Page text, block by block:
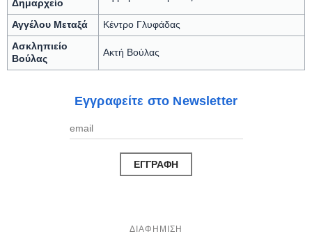
Δημαρχείο
Αγγέλου Μεταξά Κέντρο Γλυφάδας
Ασκληπιείο
Βούλας
Ακτή Βούλας
Εγγραφείτε στο Newsletter